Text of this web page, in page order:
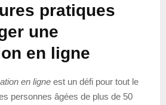
pratiques
une
en ligne
en ligne est un défi pour tout le
personnes âgées de plus de 50